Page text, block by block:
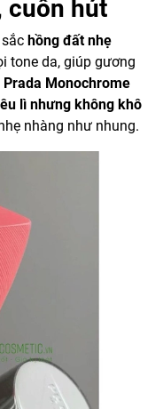
cuốn hút
hồng đất nhẹ
tone da, giúp gương
Prada Monochrome
lì nhưng không khô
nhàng như nhung.